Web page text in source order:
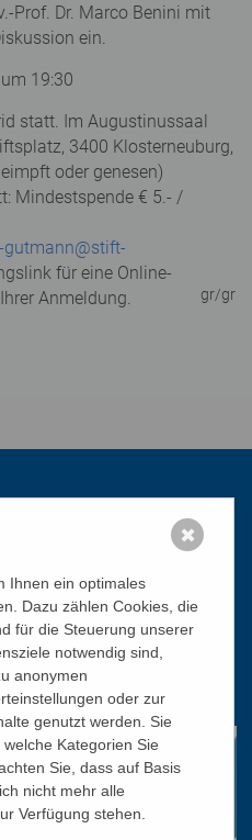
Prof. Dr. Marco Benini mit
ein.
19:30
statt. Im Augustinussaal
3400 Klosterneuburg,
oder genesen)
Mindestspende € 5.- /
gutmann@stift-
für eine Online-
Anmeldung.
gr/gr
Ihnen ein optimales
Dazu zählen Cookies, die
für die Steuerung unserer
notwendig sind,
anonymen
oder zur
genutzt werden. Sie
Kategorien Sie
Sie, dass auf Basis
nicht mehr alle
Verfügung stehen.
✖